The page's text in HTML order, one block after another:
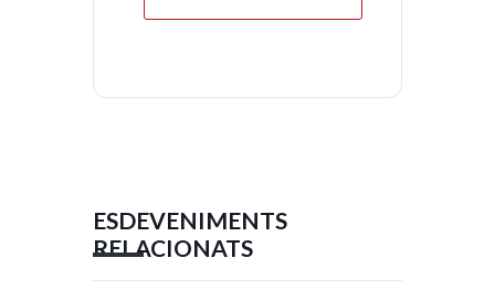
ESDEVENIMENTS
RELACIONATS